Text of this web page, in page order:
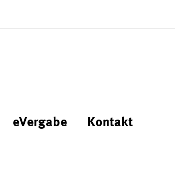
eVergabe Kontakt